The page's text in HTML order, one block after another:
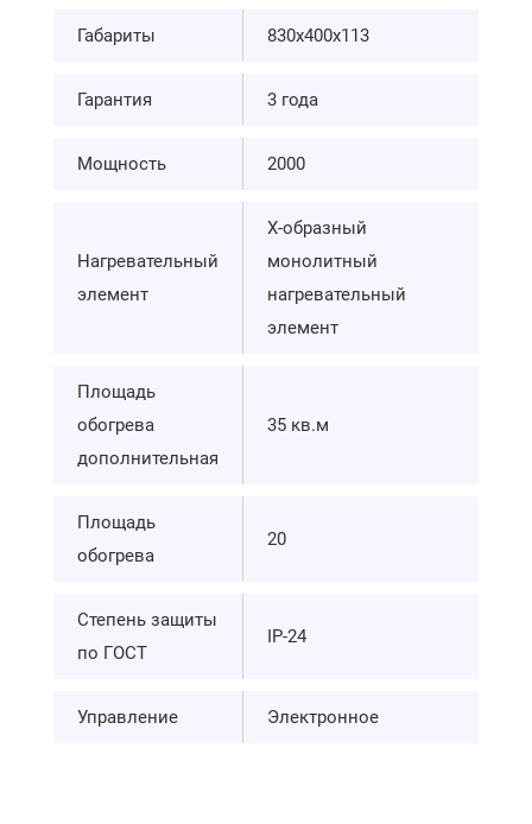
Габариты 830х400х113
Гарантия 3 года
Мощность 2000
Нагревательный
элемент
Х-образный
монолитный
нагревательный
элемент
Площадь
обогрева
дополнительная
35 кв.м
Площадь
обогрева
20
Степень защиты
по ГОСТ
IP-24
Управление Электронное